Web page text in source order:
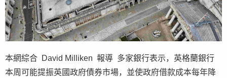
本網綜合 David Milliken 報導 多家銀行表示，英格蘭銀行
本周可能提振英國政府債券市場，並使政府借款成本每年降